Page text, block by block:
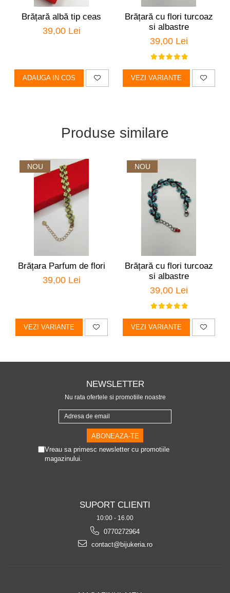
Brățară albă tip ceas
39,00 Lei
ADAUGA IN COS
Brățară cu flori turcoaz
si albastre
39,00 Lei
VEZI VARIANTE
Produse similare
NOU
Brățara Parfum de flori
39,00 Lei
VEZI VARIANTE
NOU
Brățară cu flori turcoaz
si albastre
39,00 Lei
VEZI VARIANTE
NEWSLETTER
Nu rata ofertele si promotiile noastre
Vreau sa primesc newsletter cu promotiile
magazinului.
SUPORT CLIENTI
10:00 - 16.00
0770272964
contact@bijukeria.ro